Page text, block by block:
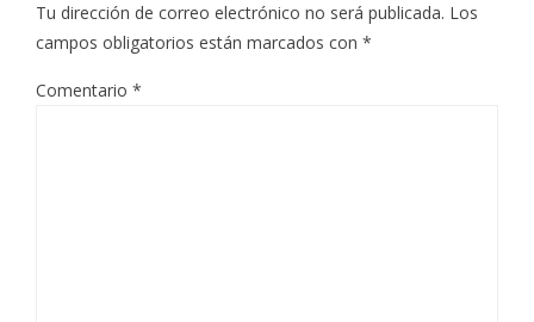
Tu dirección de correo electrónico no será publicada. Los
campos obligatorios están marcados con *
Comentario *